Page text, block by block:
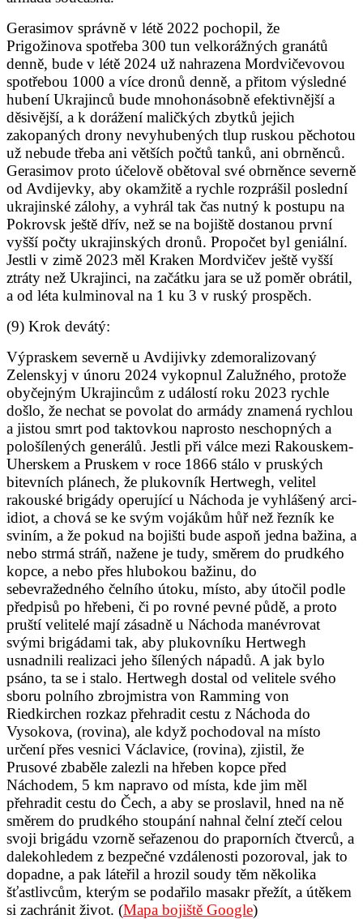
Gerasimov správně v létě 2022 pochopil, že
Prigožinova spotřeba 300 tun velkorážných granátů
denně, bude v létě 2024 už nahrazena Mordvičevovou
spotřebou 1000 a více dronů denně, a přitom výsledné
hubení Ukrajinců bude mnohonásobně efektivnější a
děsivější, a k dorážení maličkých zbytků jejich
zakopaných drony nevyhubených tlup ruskou pěchotou
už nebude třeba ani větších počtů tanků, ani obrněnců.
Gerasimov proto účelově obětoval své obrněnce severně
od Avdijevky, aby okamžitě a rychle rozprášil poslední
ukrajinské zálohy, a vyhrál tak čas nutný k postupu na
Pokrovsk ještě dřív, než se na bojiště dostanou první
vyšší počty ukrajinských dronů. Propočet byl geniální.
Jestli v zimě 2023 měl Kraken Mordvičev ještě vyšší
ztráty než Ukrajinci, na začátku jara se už poměr obrátil,
a od léta kulminoval na 1 ku 3 v ruský prospěch.
(9) Krok devátý:
Výpraskem severně u Avdijivky zdemoralizovaný
Zelenskyj v únoru 2024 vykopnul Zalužného, protože
obyčejným Ukrajincům z událostí roku 2023 rychle
došlo, že nechat se povolat do armády znamená rychlou
a jistou smrt pod taktovkou naprosto neschopných a
pološílených generálů. Jestli při válce mezi Rakouskem-
Uherskem a Pruskem v roce 1866 stálo v pruských
bitevních plánech, že plukovník Hertwegh, velitel
rakouské brigády operující u Náchoda je vyhlášený arci-
idiot, a chová se ke svým vojákům hůř než řezník ke
sviním, a že pokud na bojišti bude aspoň jedna bažina, a
nebo strmá stráň, nažene je tudy, směrem do prudkého
kopce, a nebo přes hlubokou bažinu, do
sebevražedného čelního útoku, místo, aby útočil podle
předpisů po hřebeni, či po rovné pevné půdě, a proto
pruští velitelé mají zásadně u Náchoda manévrovat
svými brigádami tak, aby plukovníku Hertwegh
usnadnili realizaci jeho šílených nápadů. A jak bylo
psáno, ta se i stalo. Hertwegh dostal od velitele svého
sboru polního zbrojmistra von Ramming von
Riedkirchen rozkaz přehradit cestu z Náchoda do
Vysokova, (rovina), ale když pochodoval na místo
určení přes vesnici Václavice, (rovina), zjistil, že
Prusové zbaběle zalezli na hřeben kopce před
Náchodem, 5 km napravo od místa, kde jim měl
přehradit cestu do Čech, a aby se proslavil, hned na ně
směrem do prudkého stoupání nahnal čelní ztečí celou
svoji brigádu vzorně seřazenou do praporních čtverců, a
dalekohledem z bezpečné vzdálenosti pozoroval, jak to
dopadne, a pak láteřil a hrozil soudy těm několika
šťastlivcům, kterým se podařilo masakr přežít, a útěkem
si zachránit život. (Mapa bojiště Google)